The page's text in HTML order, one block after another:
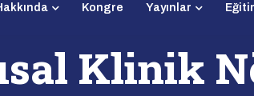
Kongre Yayınlar
Klinik